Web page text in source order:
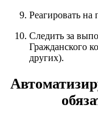
Реагировать
Следить за
Гражданского
других).